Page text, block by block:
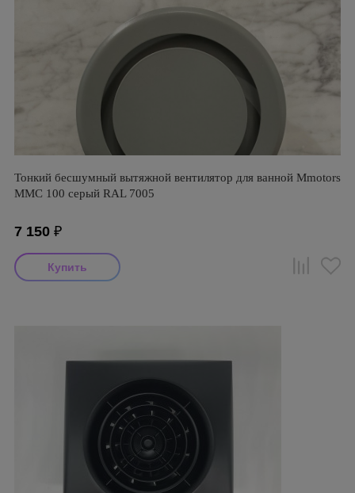
Тонкий бесшумный вытяжной вентилятор для ванной Mmotors
ММC 100 серый RAL 7005
7 150 ₽